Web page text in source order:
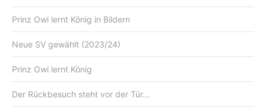
Prinz Owi lernt König in Bildern
Neue SV gewählt (2023/24)
Prinz Owi lernt König
Der Rückbesuch steht vor der Tür...